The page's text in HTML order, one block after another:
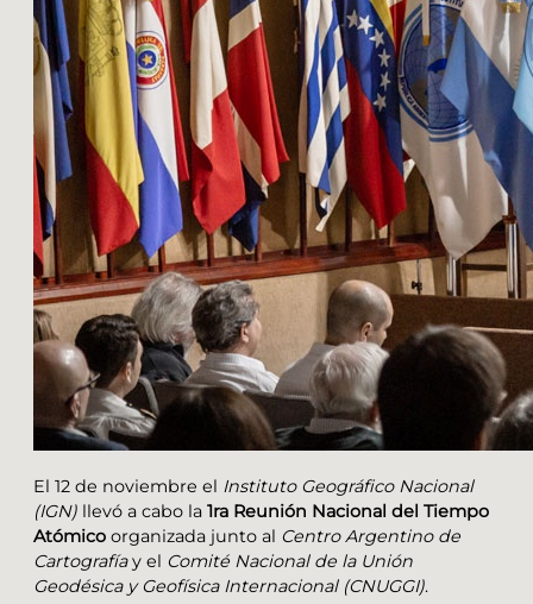
El 12 de noviembre el Instituto Geográfico Nacional
(IGN) llevó a cabo la 1ra Reunión Nacional del Tiempo
Atómico organizada junto al Centro Argentino de
Cartografíay el Comité Nacional de la Unión
Geodésica y Geofísica Internacional (CNUGGI).